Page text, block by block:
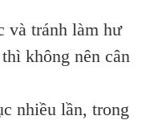
và tránh làm hư
không nên cân
nhiều lần, trong